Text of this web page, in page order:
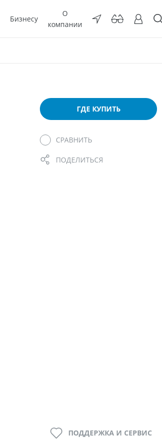
Бизнесу
О
компании
ГДЕ КУПИТЬ
СРАВНИТЬ
ПОДЕЛИТЬСЯ
ПОДДЕРЖКА И СЕРВИС